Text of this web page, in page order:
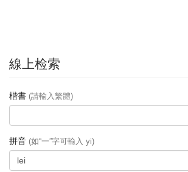
線上检索
楷書 (請輸入繁體)
拼音 (如“一”字可輸入 yi)